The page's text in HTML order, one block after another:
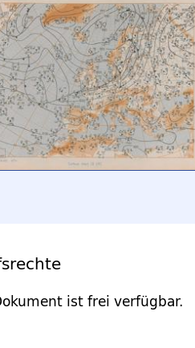
ist frei verfügbar.